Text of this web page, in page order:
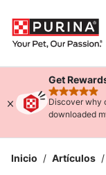
Get
rated 4.9
Discover why
downloaded
Inicio / Artículos /